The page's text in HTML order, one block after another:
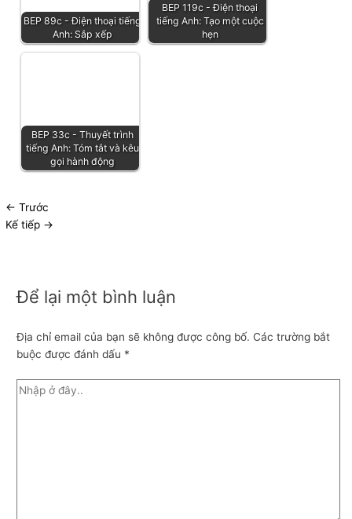
BEP 89c - Điện thoại tiếng
Anh: Sắp xếp
BEP 119c - Điện thoại
tiếng Anh: Tạo một cuộc
hẹn
BEP 33c - Thuyết trình
tiếng Anh: Tóm tắt và kêu
gọi hành động
← Trước
Kế tiếp →
Để lại một bình luận
Địa chỉ email của bạn sẽ không được công bố. Các trường bắt
buộc được đánh dấu *